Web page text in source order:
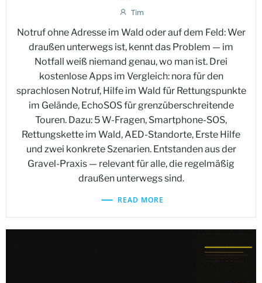
Tim
Notruf ohne Adresse im Wald oder auf dem Feld: Wer
draußen unterwegs ist, kennt das Problem — im
Notfall weiß niemand genau, wo man ist. Drei
kostenlose Apps im Vergleich: nora für den
sprachlosen Notruf, Hilfe im Wald für Rettungspunkte
im Gelände, EchoSOS für grenzüberschreitende
Touren. Dazu: 5 W-Fragen, Smartphone-SOS,
Rettungskette im Wald, AED-Standorte, Erste Hilfe
und zwei konkrete Szenarien. Entstanden aus der
Gravel-Praxis — relevant für alle, die regelmäßig
draußen unterwegs sind.
READ MORE